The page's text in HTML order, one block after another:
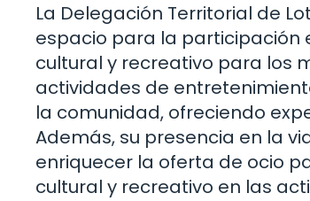
La Delegación Territorial de
espacio para la participación
cultural y recreativo para los
actividades de
la comunidad, ofreciendo
Además, su presencia en la
enriquecer la oferta de ocio
cultural y recreativo en las